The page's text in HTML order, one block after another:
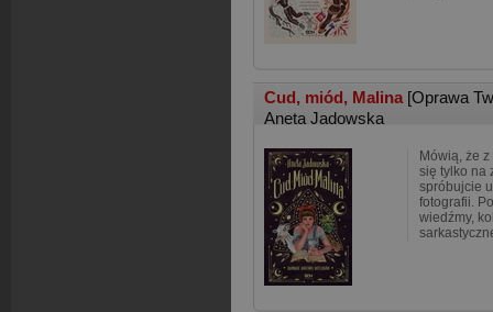
Cud, miód, Malina [Oprawa
Aneta Jadowska
Mówią, że
się tylko na
spróbujcie
fotografii.
wiedźmy,